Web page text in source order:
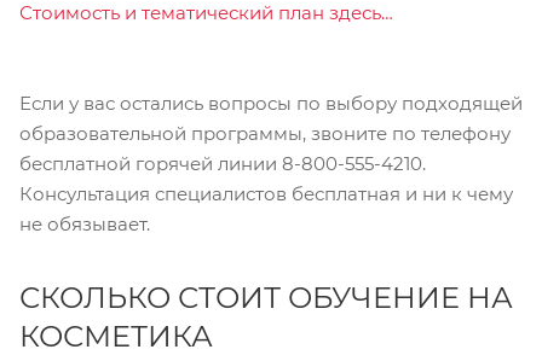
Стоимость и тематический план здесь…
Если у вас остались вопросы по выбору подходящей
образовательной программы, звоните по телефону
бесплатной горячей линии 8-800-555-4210.
Консультация специалистов бесплатная и ни к чему
не обязывает.
СКОЛЬКО СТОИТ ОБУЧЕНИЕ НА
КОСМЕТИКА